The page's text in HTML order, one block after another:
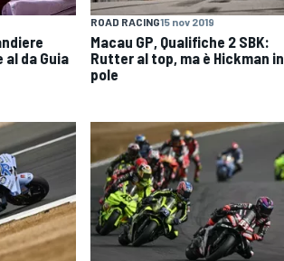
al da Guia
ROAD RACING15 nov 2019
Macau GP, Qualifiche 2 SBK:
Rutter al top, ma è Hickman in
pole